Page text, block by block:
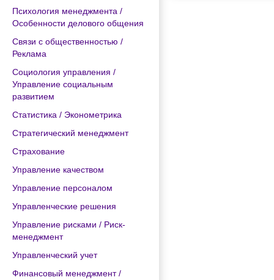
Психология менеджмента /
Особенности делового общения
Связи с общественностью /
Реклама
Социология управления /
Управление социальным
развитием
Статистика / Эконометрика
Стратегический менеджмент
Страхование
Управление качеством
Управление персоналом
Управленческие решения
Управление рисками / Риск-
менеджмент
Управленческий учет
Финансовый менеджмент /